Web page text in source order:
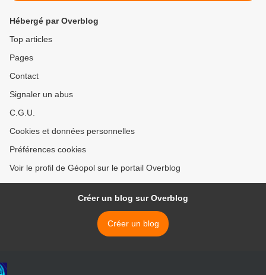
Hébergé par Overblog
Top articles
Pages
Contact
Signaler un abus
C.G.U.
Cookies et données personnelles
Préférences cookies
Voir le profil de Géopol sur le portail Overblog
Créer un blog sur Overblog
Créer un blog